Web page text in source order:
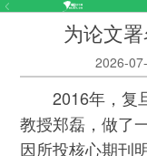
为论文
2026-
2016年，复旦
教授郑磊，做了
因所投核心期刊